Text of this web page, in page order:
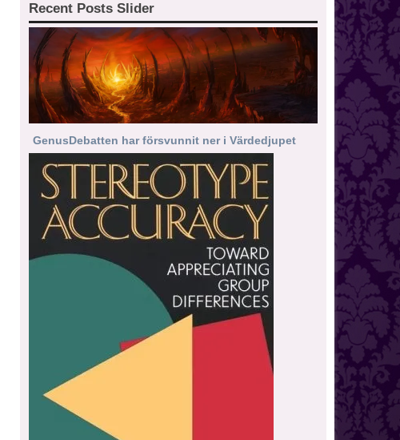
Recent Posts Slider
GenusDebatten har försvunnit ner i Värdedjupet